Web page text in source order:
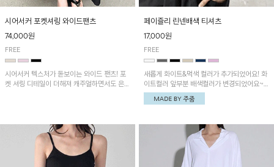
시어서커 포켓셔링 와이드팬츠
74,000원
FREE
시어서커 텍스처가 돋보이는 와이드 팬츠! 포
켓 셔링 디테일이 더해져 캐주얼하면서도 은은
아이템으로 활용하기 좋아요~
페이즐리 린넨배색 티셔츠
17,000원
FREE
새롭게 화이트&먹색 컬러가 추가되었어요! 화
이트컬러 앞부분 배색컬러가 변경되었어요~
중앙 린넨배색으로 유니크하면서 페이즐리 패
턴으로 감각적인 분위기를 연출이 가능한 티셔